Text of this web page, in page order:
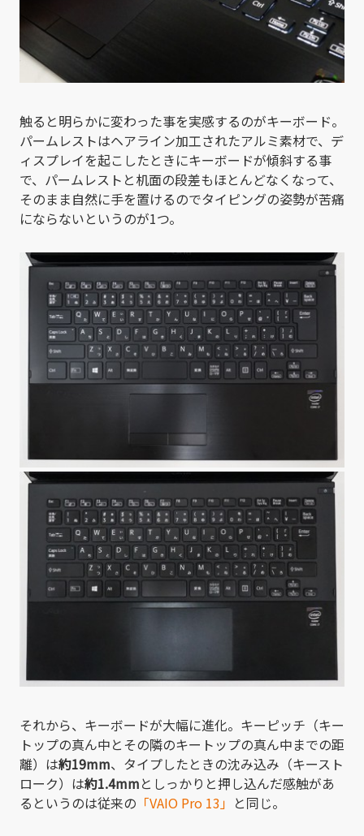
触ると明らかに変わった事を実感するのがキーボード。
パームレストはヘアライン加工されたアルミ素材で、デ
ィスプレイを起こしたときにキーボードが傾斜する事
で、パームレストと机面の段差もほとんどなくなって、
そのまま自然に手を置けるのでタイピングの姿勢が苦痛
にならないというのが1つ。
それから、キーボードが大幅に進化。キーピッチ（キー
トップの真ん中とその隣のキートップの真ん中までの距
離）は約19mm、タイプしたときの沈み込み（キースト
ローク）は約1.4mmとしっかりと押し込んだ感触があ
るというのは従来の 「VAIO Pro 13」 と同じ。